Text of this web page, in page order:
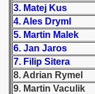
3. Matej Kus
4. Ales Dryml
5. Martin Malek
6. Jan Jaros
7. Filip Sitera
8. Adrian Rymel
9. Martin Vaculik
Świata (World